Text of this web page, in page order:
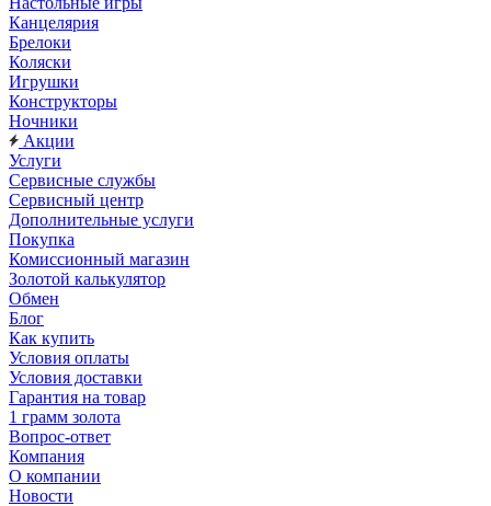
Канцелярия
Брелоки
Коляски
Игрушки
Конструкторы
Ночники
Акции
Услуги
Сервисные службы
Сервисный центр
Дополнительные услуги
Покупка
Комиссионный магазин
Золотой калькулятор
Обмен
Блог
Как купить
Условия оплаты
Условия доставки
Гарантия на товар
1 грамм золота
Вопрос-ответ
Компания
О компании
Новости